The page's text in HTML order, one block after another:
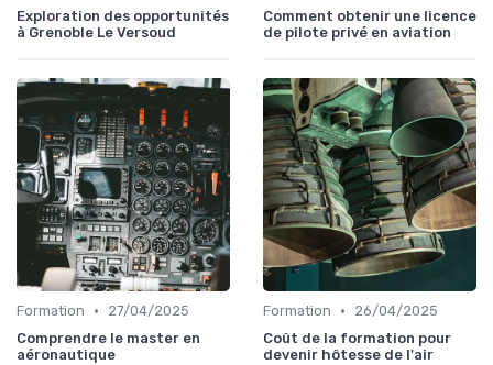
Exploration des opportunités
à Grenoble Le Versoud
Comment obtenir une licence
de pilote privé en aviation
Formation •
27/04/2025
Comprendre le master en
aéronautique
Formation •
26/04/2025
Coût de la formation pour
devenir hôtesse de l'air